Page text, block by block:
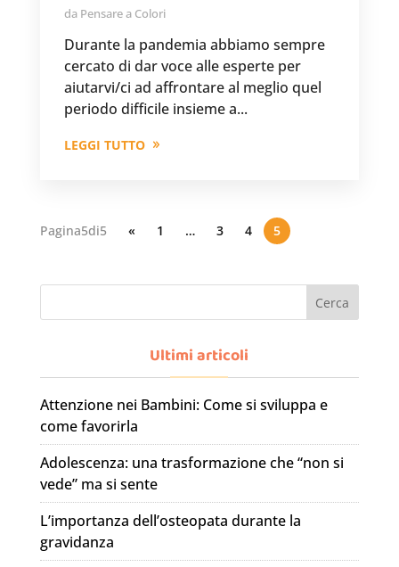
da Pensare a Colori
Durante la pandemia abbiamo sempre
cercato di dar voce alle esperte per
aiutarvi/ci ad affrontare al meglio quel
periodo difficile insieme a...
LEGGI TUTTO
Pagina5di5 « 1 … 3 4 5
Cerca
Ultimi articoli
Attenzione nei Bambini: Come si sviluppa e
come favorirla
Adolescenza: una trasformazione che “non si
vede” ma si sente
L’importanza dell’osteopata durante la
gravidanza